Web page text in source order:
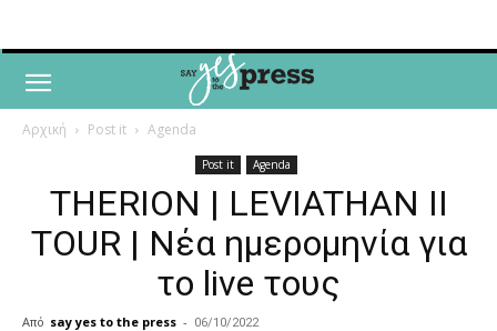
Αρχική Post it Agenda
Post it Agenda
THERION | LEVIATHAN II
TOUR | Νέα ημερομηνία για
το live τους
Από say yes to the press - 06/10/2022